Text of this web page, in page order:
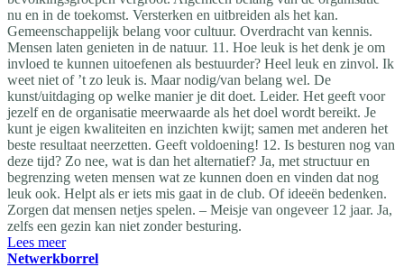
nu en in de toekomst. Versterken en uitbreiden als het kan.
Gemeenschappelijk belang voor cultuur. Overdracht van kennis.
Mensen laten genieten in de natuur. 11. Hoe leuk is het denk je om
invloed te kunnen uitoefenen als bestuurder? Heel leuk en zinvol. Ik
weet niet of ’t zo leuk is. Maar nodig/van belang wel. De
kunst/uitdaging op welke manier je dit doet. Leider. Het geeft voor
jezelf en de organisatie meerwaarde als het doel wordt bereikt. Je
kunt je eigen kwaliteiten en inzichten kwijt; samen met anderen het
beste resultaat neerzetten. Geeft voldoening! 12. Is besturen nog van
deze tijd? Zo nee, wat is dan het alternatief? Ja, met structuur en
begrenzing weten mensen wat ze kunnen doen en vinden dat nog
leuk ook. Helpt als er iets mis gaat in de club. Of ideeën bedenken.
Zorgen dat mensen netjes spelen. – Meisje van ongeveer 12 jaar. Ja,
zelfs een gezin kan niet zonder besturing.
Lees meer
Netwerkborrel